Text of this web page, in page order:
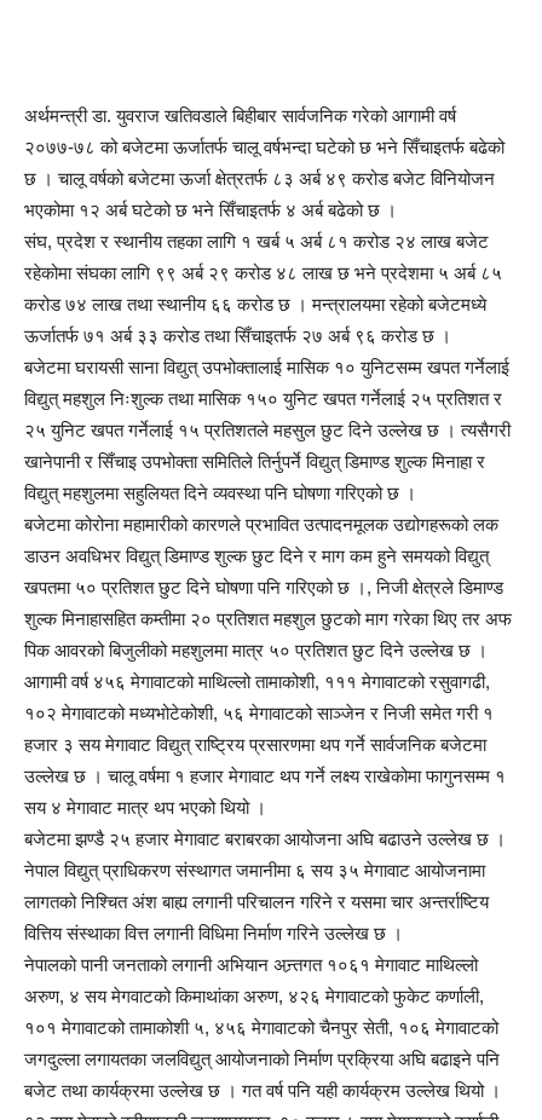
अर्थमन्त्री डा. युवराज खतिवडाले बिहीबार सार्वजनिक गरेको आगामी वर्ष
२०७७-७८ को बजेटमा ऊर्जातर्फ चालू वर्षभन्दा घटेको छ भने सिँचाइतर्फ बढेको
छ । चालू वर्षको बजेटमा ऊर्जा क्षेत्रतर्फ ८३ अर्ब ४९ करोड बजेट विनियोजन
भएकोमा १२ अर्ब घटेको छ भने सिँचाइतर्फ ४ अर्ब बढेको छ ।
संघ, प्रदेश र स्थानीय तहका लागि १ खर्ब ५ अर्ब ८१ करोड २४ लाख बजेट
रहेकोमा संघका लागि ९९ अर्ब २९ करोड ४८ लाख छ भने प्रदेशमा ५ अर्ब ८५
करोड ७४ लाख तथा स्थानीय ६६ करोड छ । मन्त्रालयमा रहेको बजेटमध्ये
ऊर्जातर्फ ७१ अर्ब ३३ करोड तथा सिँचाइतर्फ २७ अर्ब ९६ करोड छ ।
बजेटमा घरायसी साना विद्युत् उपभोक्तालाई मासिक १० युनिटसम्म खपत गर्नेलाई
विद्युत् महशुल निःशुल्क तथा मासिक १५० युनिट खपत गर्नेलाई २५ प्रतिशत र
२५ युनिट खपत गर्नेलाई १५ प्रतिशतले महसुल छुट दिने उल्लेख छ । त्यसैगरी
खानेपानी र सिँचाइ उपभोक्ता समितिले तिर्नुपर्ने विद्युत् डिमाण्ड शुल्क मिनाहा र
विद्युत् महशुलमा सहुलियत दिने व्यवस्था पनि घोषणा गरिएको छ ।
बजेटमा कोरोना महामारीको कारणले प्रभावित उत्पादनमूलक उद्योगहरूको लक
डाउन अवधिभर विद्युत् डिमाण्ड शुल्क छुट दिने र माग कम हुने समयको विद्युत्
खपतमा ५० प्रतिशत छुट दिने घोषणा पनि गरिएको छ ।, निजी क्षेत्रले डिमाण्ड
शुल्क मिनाहासहित कम्तीमा २० प्रतिशत महशुल छुटको माग गरेका थिए तर अफ
पिक आवरको बिजुलीको महशुलमा मात्र ५० प्रतिशत छुट दिने उल्लेख छ ।
आगामी वर्ष ४५६ मेगावाटको माथिल्लो तामाकोशी, १११ मेगावाटको रसुवागढी,
१०२ मेगावाटको मध्यभोटेकोशी, ५६ मेगावाटको साञ्जेन र निजी समेत गरी १
हजार ३ सय मेगावाट विद्युत् राष्ट्रिय प्रसारणमा थप गर्ने सार्वजनिक बजेटमा
उल्लेख छ । चालू वर्षमा १ हजार मेगावाट थप गर्ने लक्ष्य राखेकोमा फागुनसम्म १
सय ४ मेगावाट मात्र थप भएको थियो ।
बजेटमा झण्डै २५ हजार मेगावाट बराबरका आयोजना अघि बढाउने उल्लेख छ ।
नेपाल विद्युत् प्राधिकरण संस्थागत जमानीमा ६ सय ३५ मेगावाट आयोजनामा
लागतको निश्चित अंश बाह्य लगानी परिचालन गरिने र यसमा चार अन्तर्राष्टिय
वित्तिय संस्थाका वित्त लगानी विधिमा निर्माण गरिने उल्लेख छ ।
नेपालको पानी जनताको लगानी अभियान अन्र्तगत १०६१ मेगावाट माथिल्लो
अरुण, ४ सय मेगवाटको किमाथांका अरुण, ४२६ मेगावाटको फुकेट कर्णाली,
१०१ मेगावाटको तामाकोशी ५, ४५६ मेगावाटको चैनपुर सेती, १०६ मेगावाटको
जगदुल्ला लगायतका जलविद्युत् आयोजनाको निर्माण प्रक्रिया अघि बढाइने पनि
बजेट तथा कार्यक्रमा उल्लेख छ । गत वर्ष पनि यही कार्यक्रम उल्लेख थियो ।